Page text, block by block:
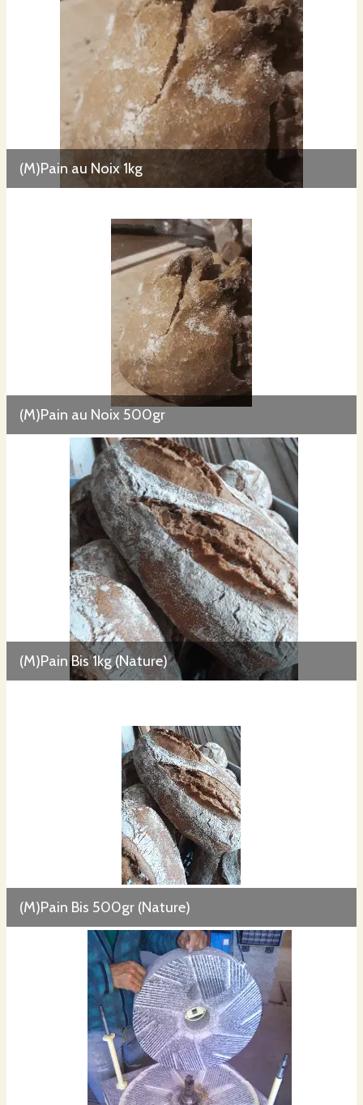
(M)Pain au Noix 1kg
(M)Pain au Noix 500gr
(M)Pain Bis 1kg (Nature)
(M)Pain Bis 500gr (Nature)